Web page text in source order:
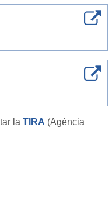
la TIRA (Agència